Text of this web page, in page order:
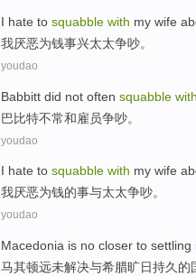
I hate to squabble with my wife
我厌恶为钱事兴太太争吵。
youdao
Babbitt did not often squabble with
巴比特不常和雇员争吵。
youdao
I hate to squabble with my wife
我厌恶为钱的事与太太争吵。
youdao
Macedonia is no closer to settling
马其顿远未解决与希腊旷日持久的